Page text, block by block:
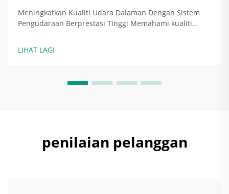
Meningkatkan Kualiti Udara Dalaman Dengan Sistem
Pengudaraan Berprestasi Tinggi Memahami kualiti
kesan kepada orang, menyebabkan perkara seperti
LIHAT LAGI
penilaian pelanggan